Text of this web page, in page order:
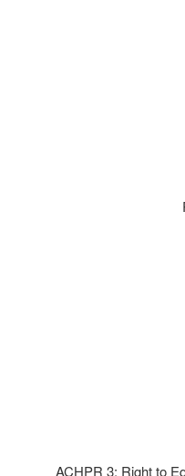
ACHPR 3: Right to